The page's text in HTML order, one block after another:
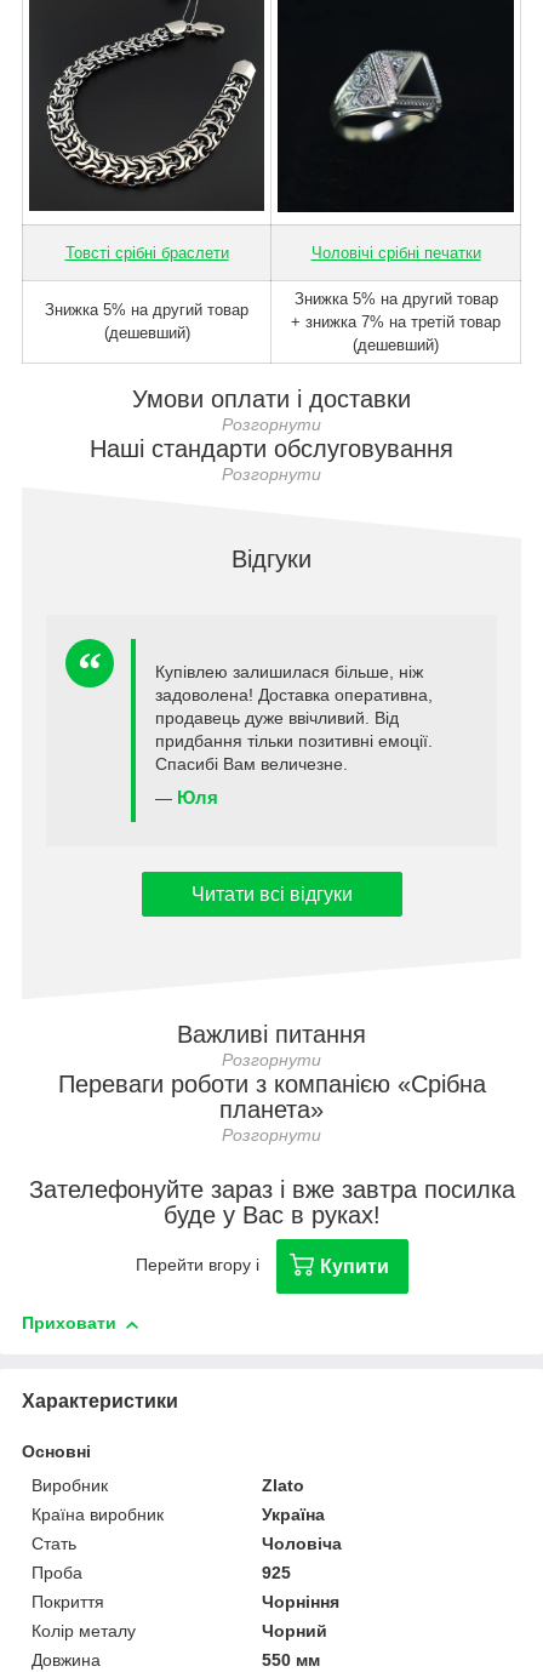
Товсті срібні браслети Чоловічі срібні печатки
Знижка 5% на другий товар
(дешевший)
Знижка 5% на другий товар
+ знижка 7% на третій товар
(дешевший)
Умови оплати і доставки
Наші стандарти обслуговування
Відгуки
Купівлею залишилася більше, ніж
задоволена! Доставка оперативна,
продавець дуже ввічливий. Від
придбання тільки позитивні емоції.
Спасибі Вам величезне.
— Юля
Читати всі відгуки
Важливі питання
Переваги роботи з компанією «Срібна
планета»
Зателефонуйте зараз і вже завтра посилка
буде у Вас в руках!
Перейти вгору і Купити
Приховати
Характеристики
Основні
Виробник
Zlato
Країна виробник
Україна
Стать
Чоловіча
Проба
925
Покриття
Чорніння
Колір металу
Чорний
Довжина
550 мм